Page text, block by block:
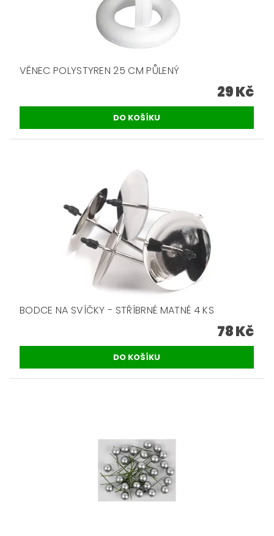
VĚNEC POLYSTYREN 25 CM PŮLENÝ
29 Kč
BODCE NA SVÍČKY - STŘÍBRNÉ MATNÉ 4 KS
78 Kč